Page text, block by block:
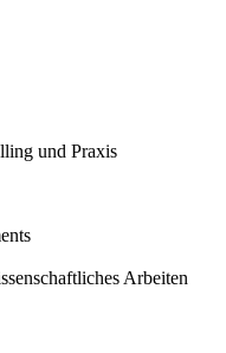
und Praxis
Arbeiten